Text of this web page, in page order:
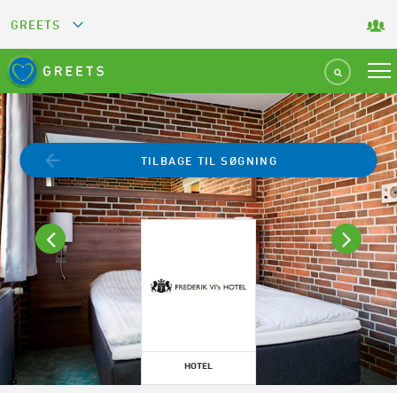
GREETS
GREEN KEY
GREEN RESTAURANT
GREEN SPORT FACILITY
GREEN TOURISM ORGANIZATION
GREEN CAMPING
GREEN ATTRACTION
HOTEL
TILBAGE TIL SØGNING